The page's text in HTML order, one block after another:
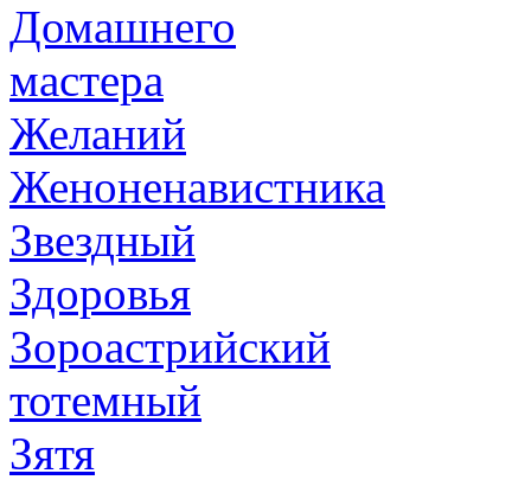
Домашнего
мастера
Желаний
Женоненавистника
Звездный
Здоровья
Зороастрийский
тотемный
Зятя